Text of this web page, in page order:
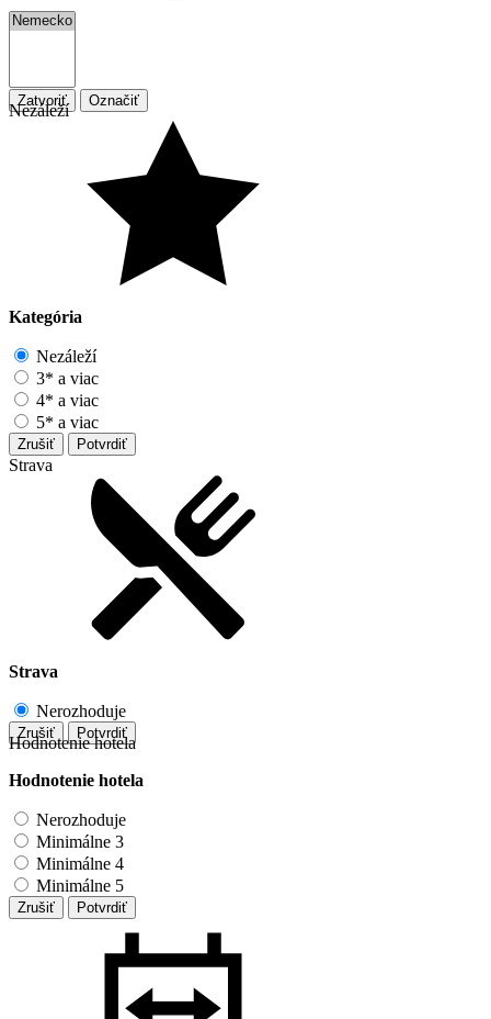
Zatvoriť Označiť
Nezáleží
Kategória
Nezáleží
3* a viac
4* a viac
5* a viac
Zrušiť Potvrdiť
Strava
Strava
Nerozhoduje
Zrušiť Potvrdiť
Hodnotenie hotela
Hodnotenie hotela
Nerozhoduje
Minimálne 3
Minimálne 4
Minimálne 5
Zrušiť Potvrdiť